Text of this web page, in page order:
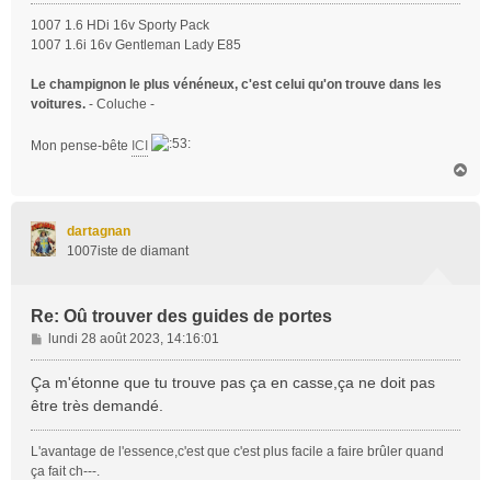
g
e
1007 1.6 HDi 16v Sporty Pack
1007 1.6i 16v Gentleman Lady E85
Le champignon le plus vénéneux, c'est celui qu'on trouve dans les
voitures. - Coluche -
Mon pense-bête ICI
dartagnan
1007iste de diamant
Re: Oû trouver des guides de portes
M
e
s
a
g
e
lundi 28 août 2023, 14:16:01
Ça m'étonne que tu trouve pas ça en casse,ça ne doit pas
être très demandé.
L'avantage de l'essence,c'est que c'est plus facile a faire brûler quand
ça fait ch---.